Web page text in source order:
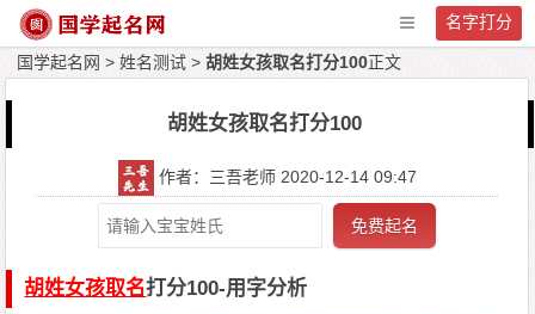
名字打分
国学起名网 >姓名测试 >胡姓女孩取名打分100正文
胡姓女孩取名打分100
作者：三吾老师 2020-12-14 09:47
免费起名
胡姓女孩取名打分100-用字分析